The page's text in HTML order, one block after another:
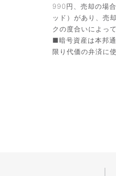
990円、売却の場
ッド）があり、売
クの度合いによっ
■暗号資産は本邦
限り代価の弁済に